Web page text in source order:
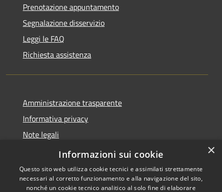
Prenotazione appuntamento
Segnalazione disservizio
Leggi le FAQ
Richiesta assistenza
Amministrazione trasparente
Informativa privacy
Note legali
Dichiarazione di accessibilità
×
Informazioni sui cookie
Questo sito web utilizza cookie tecnici e assimilati strettamente
necessari al corretto funzionamento e alla navigazione del sito,
nonché un cookie tecnico analitico al solo fine di elaborare